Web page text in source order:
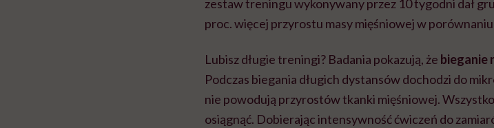
zestaw treningu wykonywany przez 10 tygodni dał
proc. więcej przyrostu masy mięśniowej w
Lubisz długie treningi? Badania pokazują, że bieganie
Podczas biegania długich dystansów dochodzi do
nie powodują przyrostów tkanki mięśniowej.
osiągnąć. Dobierając intensywność ćwiczeń do